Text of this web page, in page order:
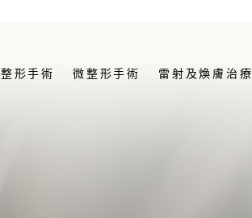
整形手術 微整形手術 雷射及煥膚治療